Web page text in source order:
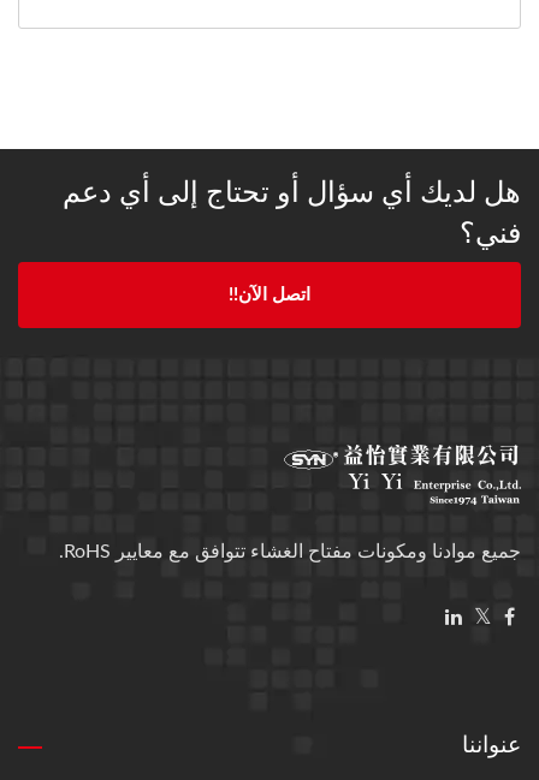
هل لديك أي سؤال أو تحتاج إلى أي دعم
فني؟
اتصل الآن!!
جميع موادنا ومكونات مفتاح الغشاء تتوافق مع معايير RoHS.
عنواننا